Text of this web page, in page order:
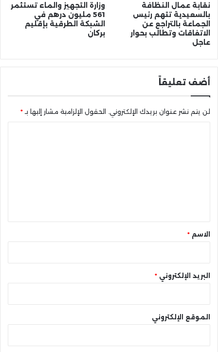
نقابة عمال النظافة
بالسعيدية تتهم رئيس
الجماعة بالتراجع عن
الاتفاقات وتطالب بحوار
عاجل
وزارة التجهيز والماء تستثمر
561 مليون درهم في
الشبكة الطرقية بإقليم
بركان
أضف تعليقاً
لن يتم نشر عنوان بريدك الإلكتروني. الحقول الإلزامية مشار إليها بـ *
* الاسم *
البريد الإلكتروني *
الموقع الإلكتروني